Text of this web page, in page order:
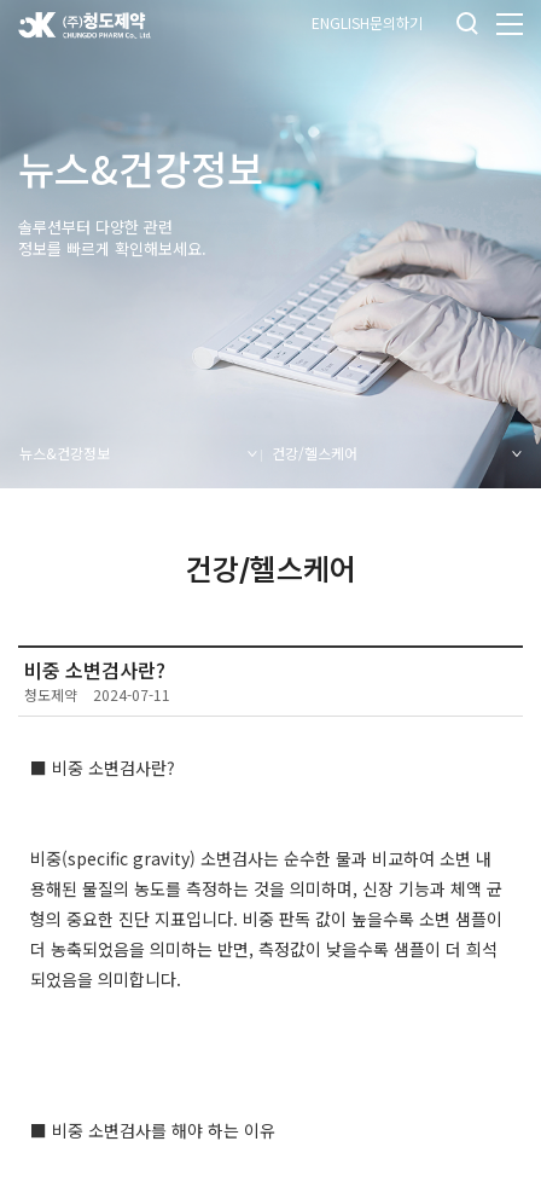
ENGLISH문의하기
뉴스&건강정보
솔루션부터 다양한 관련
정보를 빠르게 확인해보세요.
뉴스&건강정보 건강/헬스케어
건강/헬스케어
비중 소변검사란?
청도제약 2024-07-11
■ 비중 소변검사란?
비중(specific gravity) 소변검사는 순수한 물과 비교하여 소변 내
용해된 물질의 농도를 측정하는 것을 의미하며, 신장 기능과 체액 균
형의 중요한 진단 지표입니다. 비중 판독 값이 높을수록 소변 샘플이
더 농축되었음을 의미하는 반면, 측정값이 낮을수록 샘플이 더 희석
되었음을 의미합니다.
■ 비중 소변검사를 해야 하는 이유